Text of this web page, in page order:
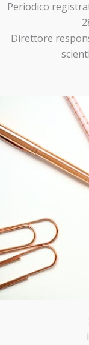
Periodico
Direttore